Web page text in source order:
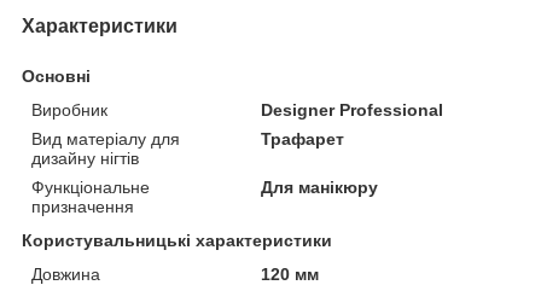
Характеристики
Основні
Виробник
Designer Professional
Вид матеріалу для
дизайну нігтів
Трафарет
Функціональне
призначення
Для манікюру
Користувальницькі характеристики
Довжина
120 мм